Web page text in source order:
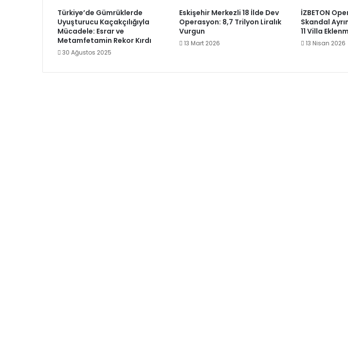
Türkiye’de Gümrüklerde
Uyuşturucu Kaçakçılığıyla
Mücadele: Esrar ve
Metamfetamin Rekor Kırdı
30 Ağustos 2025
Eskişehir Merkezli 18 İlde Dev
Operasyon: 8,7 Trilyon Liralık
Vurgun
13 Mart 2026
İZBETON
Skandal
11 Villa
13 Nisan 2026